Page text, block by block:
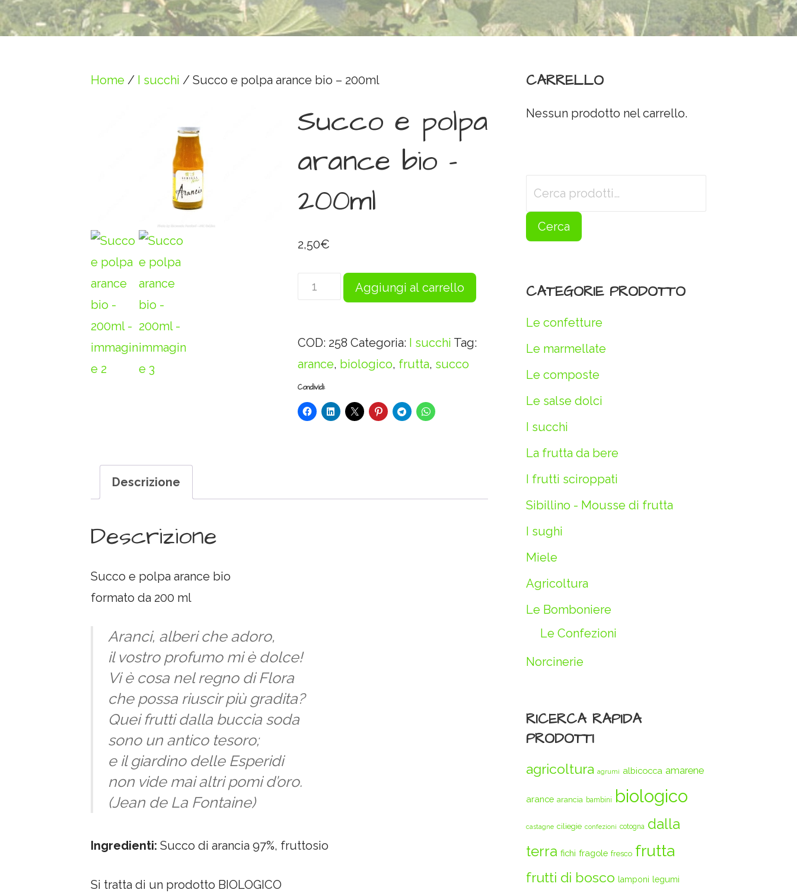
Home / I succhi / Succo e polpa arance bio – 200ml
Succo e polpa
arance bio –
200ml
2,50€
Succo
arance
bio
-
200ml
Aggiungi al carrello
COD: 258 Categoria: I succhi Tag:
arance, biologico, frutta, succo
Condividi:
Descrizione
Descrizione
Succo e polpa arance bio
formato da 200 ml
Aranci, alberi che adoro,
il vostro profumo mi è dolce!
Vi è cosa nel regno di Flora
che possa riuscir più gradita?
Quei frutti dalla buccia soda
sono un antico tesoro;
e il giardino delle Esperidi
non vide mai altri pomi d’oro.
(Jean de La Fontaine)
Ingredienti:Succo di arancia 97%, fruttosio
Si tratta di un prodotto BIOLOGICO
CARRELLO
Nessun prodotto nel carrello.
Cerca:
Cerca
CATEGORIE PRODOTTO
Le confetture
Le marmellate
Le composte
Le salse dolci
I succhi
La frutta da bere
I frutti sciroppati
Sibillino - Mousse di frutta
I sughi
Miele
Agricoltura
Le Bomboniere
Le Confezioni
Norcinerie
RICERCA RAPIDA
PRODOTTI
agricoltura agrumi albicocca amarene
arance arancia bambini biologico
castagne ciliegie confezioni cotogna dalla
terra fichi fragole fresco frutta
frutti di bosco lamponi legumi